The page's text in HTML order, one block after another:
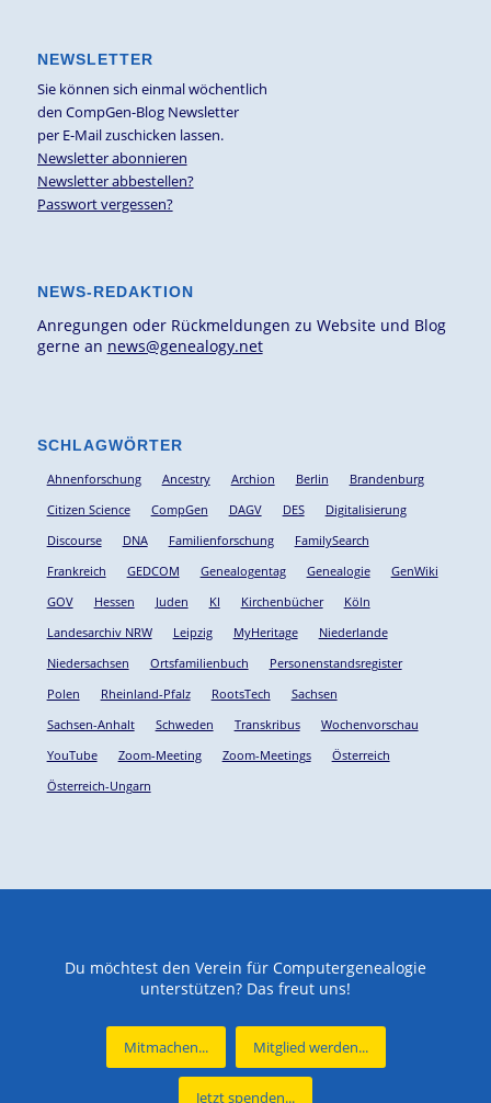
NEWSLETTER
Sie können sich einmal wöchentlich
den CompGen-Blog Newsletter
per E-Mail zuschicken lassen.
Newsletter abonnieren
Newsletter abbestellen?
Passwort vergessen?
NEWS-REDAKTION
Anregungen oder Rückmeldungen zu Website und Blog
gerne an news@genealogy.net
SCHLAGWÖRTER
Ahnenforschung Ancestry Archion Berlin
Brandenburg
Citizen Science
CompGen DAGV DES
Digitalisierung
Discourse
DNA Familienforschung
FamilySearch
Frankreich
GEDCOM Genealogentag Genealogie
GenWiki
GOV
Hessen Juden KI Kirchenbücher
Köln
Landesarchiv NRW
Leipzig MyHeritage
Niederlande
Niedersachsen
Ortsfamilienbuch
Personenstandsregister
Polen
Rheinland-Pfalz RootsTech
Sachsen
Sachsen-Anhalt
Schweden Transkribus
Wochenvorschau
YouTube
Zoom-Meeting Zoom-Meetings
Österreich
Österreich-Ungarn
Du möchtest den Verein für Computergenealogie
unterstützen? Das freut uns!
Mitmachen... Mitglied werden...
Jetzt spenden...